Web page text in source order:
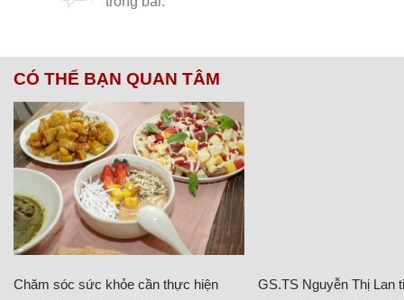
CÓ THỂ BẠN QUAN TÂM
Chăm sóc sức khỏe cần thực hiện
GS.TS Nguyễn Thị Lan